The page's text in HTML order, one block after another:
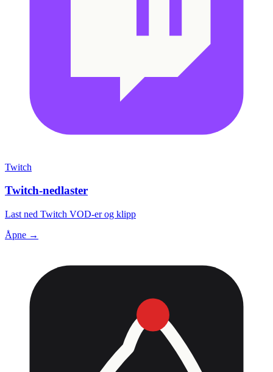
Twitch
Twitch-nedlaster
Last ned Twitch VOD-er og klipp
Åpne →